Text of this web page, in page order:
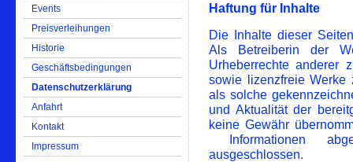
Events
Preisverleihungen
Historie
Geschäftsbedingungen
Datenschutzerklärung
Anfahrt
Kontakt
Impressum
Haftung für Inhalte
Die Inhalte dieser
Als Betreiberin der
Urheberrechte anderer
sowie lizenzfreie Werke
als solche
und Aktualität der
keine Gewähr
Informationen
ausgeschlossen.